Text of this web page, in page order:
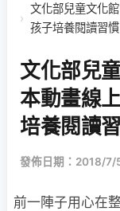
›
文化部兒童文化
孩子培養閱讀習慣
文化部兒
本動畫線
培養閱讀
發佈日期：2018/7/
前一陣子用心在